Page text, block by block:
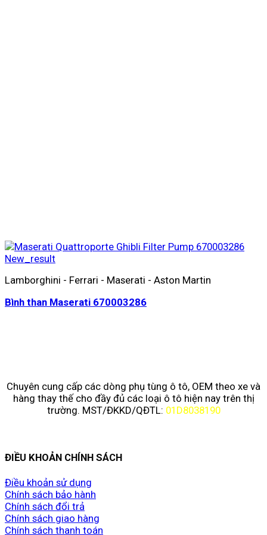
Lamborghini - Ferrari - Maserati - Aston Martin
Bình than Maserati 670003286
Chuyên cung cấp các dòng phụ tùng ô tô, OEM theo xe và
hàng thay thế cho đầy đủ các loại ô tô hiện nay trên thị
trường. MST/ĐKKD/QĐTL: 01D8038190
ĐIỀU KHOẢN CHÍNH SÁCH
Điều khoản sử dụng
Chính sách bảo hành
Chính sách đổi trả
Chính sách giao hàng
Chính sách thanh toán